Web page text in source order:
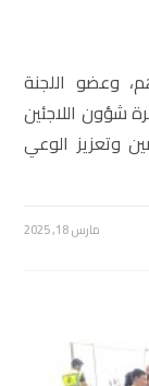
وعضو اللجنة
شؤون اللاجئين
وتعزيز الوعي
مارس 18, 2025